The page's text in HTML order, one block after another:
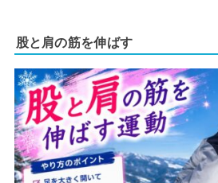
股と肩の筋を伸ばす